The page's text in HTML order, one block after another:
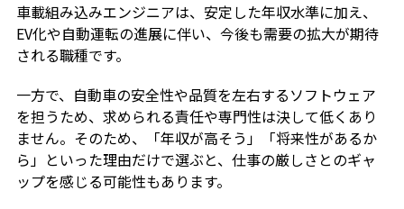
車載組み込みエンジニアは、安定した年収水準に加え、
EV化や自動運転の進展に伴い、今後も需要の拡大が期待
される職種です。
一方で、自動車の安全性や品質を左右するソフトウェア
を担うため、求められる責任や専門性は決して低くあり
ません。そのため、「年収が高そう」「将来性があるか
ら」といった理由だけで選ぶと、仕事の厳しさとのギャ
ップを感じる可能性もあります。